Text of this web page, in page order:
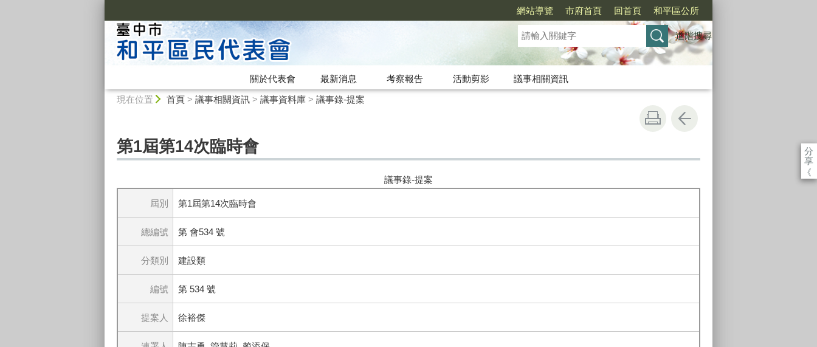
網站導覽 市府首頁 回首頁 和平區公所
進階搜尋
關於代表會 最新消息 考察報告 活動剪影
議事相關資訊
現在位置 首頁> 議事相關資訊> 議事資料庫> 議事錄-提案
分
享
《
第1屆第14次臨時會
議事錄-提案
屆別 第1屆第14次臨時會
總編號 第 會534 號
分類別 建設類
編號 第 534 號
提案人 徐裕傑